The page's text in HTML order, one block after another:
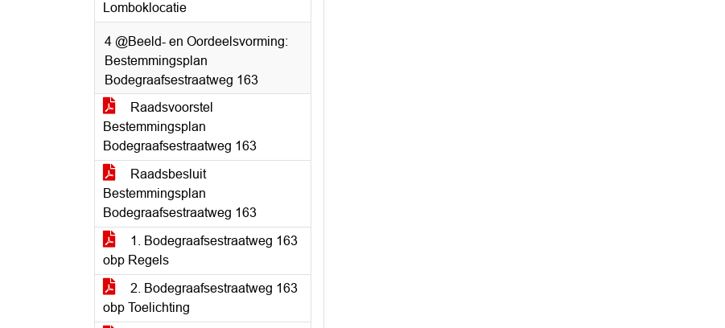
Lomboklocatie
4 @Beeld- en Oordeelsvorming:
Bestemmingsplan
Bodegraafsestraatweg 163
Raadsvoorstel
Bestemmingsplan
Bodegraafsestraatweg 163
Raadsbesluit
Bestemmingsplan
Bodegraafsestraatweg 163
1. Bodegraafsestraatweg 163
obp Regels
2. Bodegraafsestraatweg 163
obp Toelichting